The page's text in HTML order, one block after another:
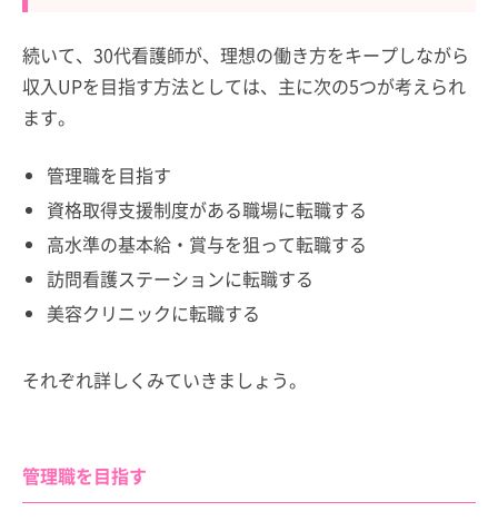
続いて、30代看護師が、理想の働き方をキープしながら
収入UPを目指す方法としては、主に次の5つが考えられ
ます。
管理職を目指す
資格取得支援制度がある職場に転職する
高水準の基本給・賞与を狙って転職する
訪問看護ステーションに転職する
美容クリニックに転職する
それぞれ詳しくみていきましょう。
管理職を目指す